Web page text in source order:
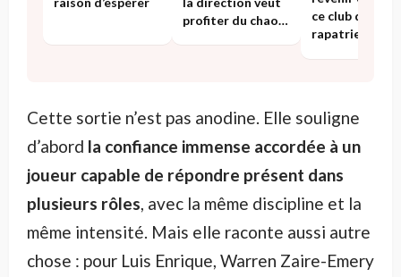
profiter du chaos
ce club qui
rapatrier
Cette sortie n’est pas anodine. Elle souligne
d’abord la confiance immense accordée à un
joueur capable de répondre présent dans
plusieurs rôles, avec la même discipline et la
même intensité. Mais elle raconte aussi autre
chose : pour Luis Enrique, Warren Zaire-Emery